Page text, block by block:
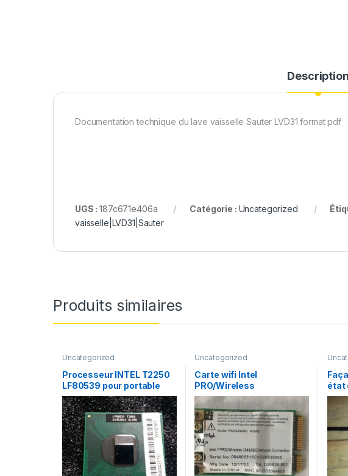
Description
Documentation technique du lave vaisselle Sauter LVD31 format pdf
UGS :187c671e406a Catégorie : Uncategorized
vaisselle|LVD31|Sauter
Produits similaires
Uncategorized
Processeur INTEL T2250
LF80539 pour portable
Uncategorized
Carte wifi Intel
PRO/Wireless
WM3945ABG MOW2
état